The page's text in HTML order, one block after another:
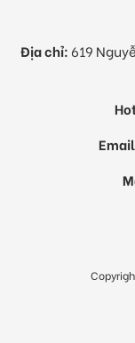
Địa chỉ: 619